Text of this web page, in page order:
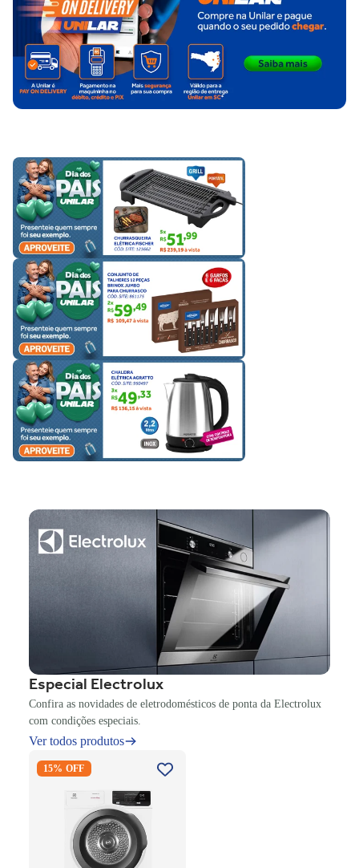
Especial Electrolux
Confira as novidades de eletrodomésticos de ponta da Electrolux
com condições especiais.
Ver todos produtos
Premium Care 12Kg com
Branco 220V
15% OFF